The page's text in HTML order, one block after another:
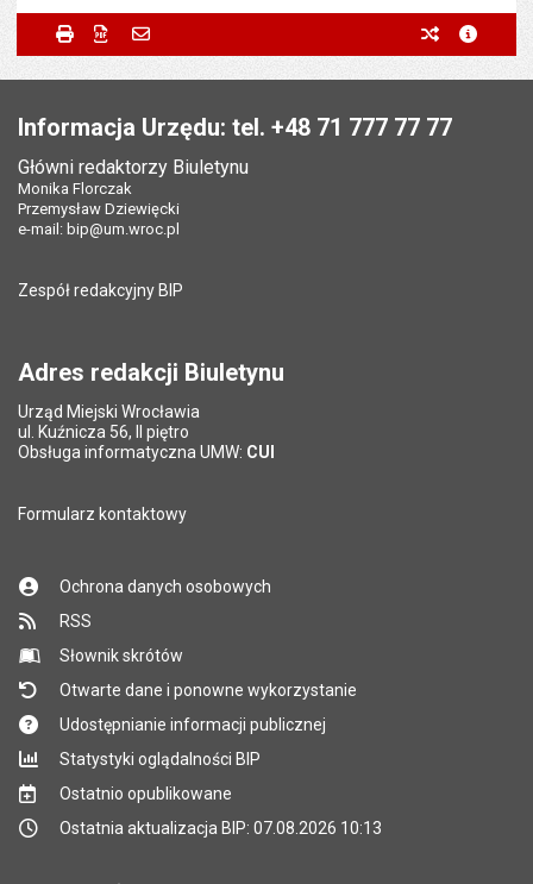
Metryczka
Wytworzył:
Piotr Gomułkiewicz
Data ostatniej aktualizacji:
Liczba wyświetleń:
Powiadom znajomego
Powiadom znajomego
Twój adres e-mail Pole wymagane
Tytuł e-mailaPole wymagane
*
Adres e-mail znajomego
*
Pole wymagane
Drukuj Zapisz do PDF poprzednie
Informacja Urzędu: tel. +48 71 777 77 77
Główni redaktorzy Biuletynu
Monika Florczak
Przemysław Dziewięcki
e-mail: bip@um.wroc.pl
Zespół redakcyjny BIP
Adres redakcji Biuletynu
Urząd Miejski Wrocławia
ul. Kuźnicza 56, II piętro
Obsługa informatyczna UMW: CUI
Formularz kontaktowy
Ochrona danych osobowych
RSS
Słownik skrótów
Otwarte dane i ponowne wykorzystanie
Udostępnianie informacji publicznej
Statystyki oglądalności BIP
Ostatnio opublikowane
Ostatnia aktualizacja BIP: 07.08.2026 10:13